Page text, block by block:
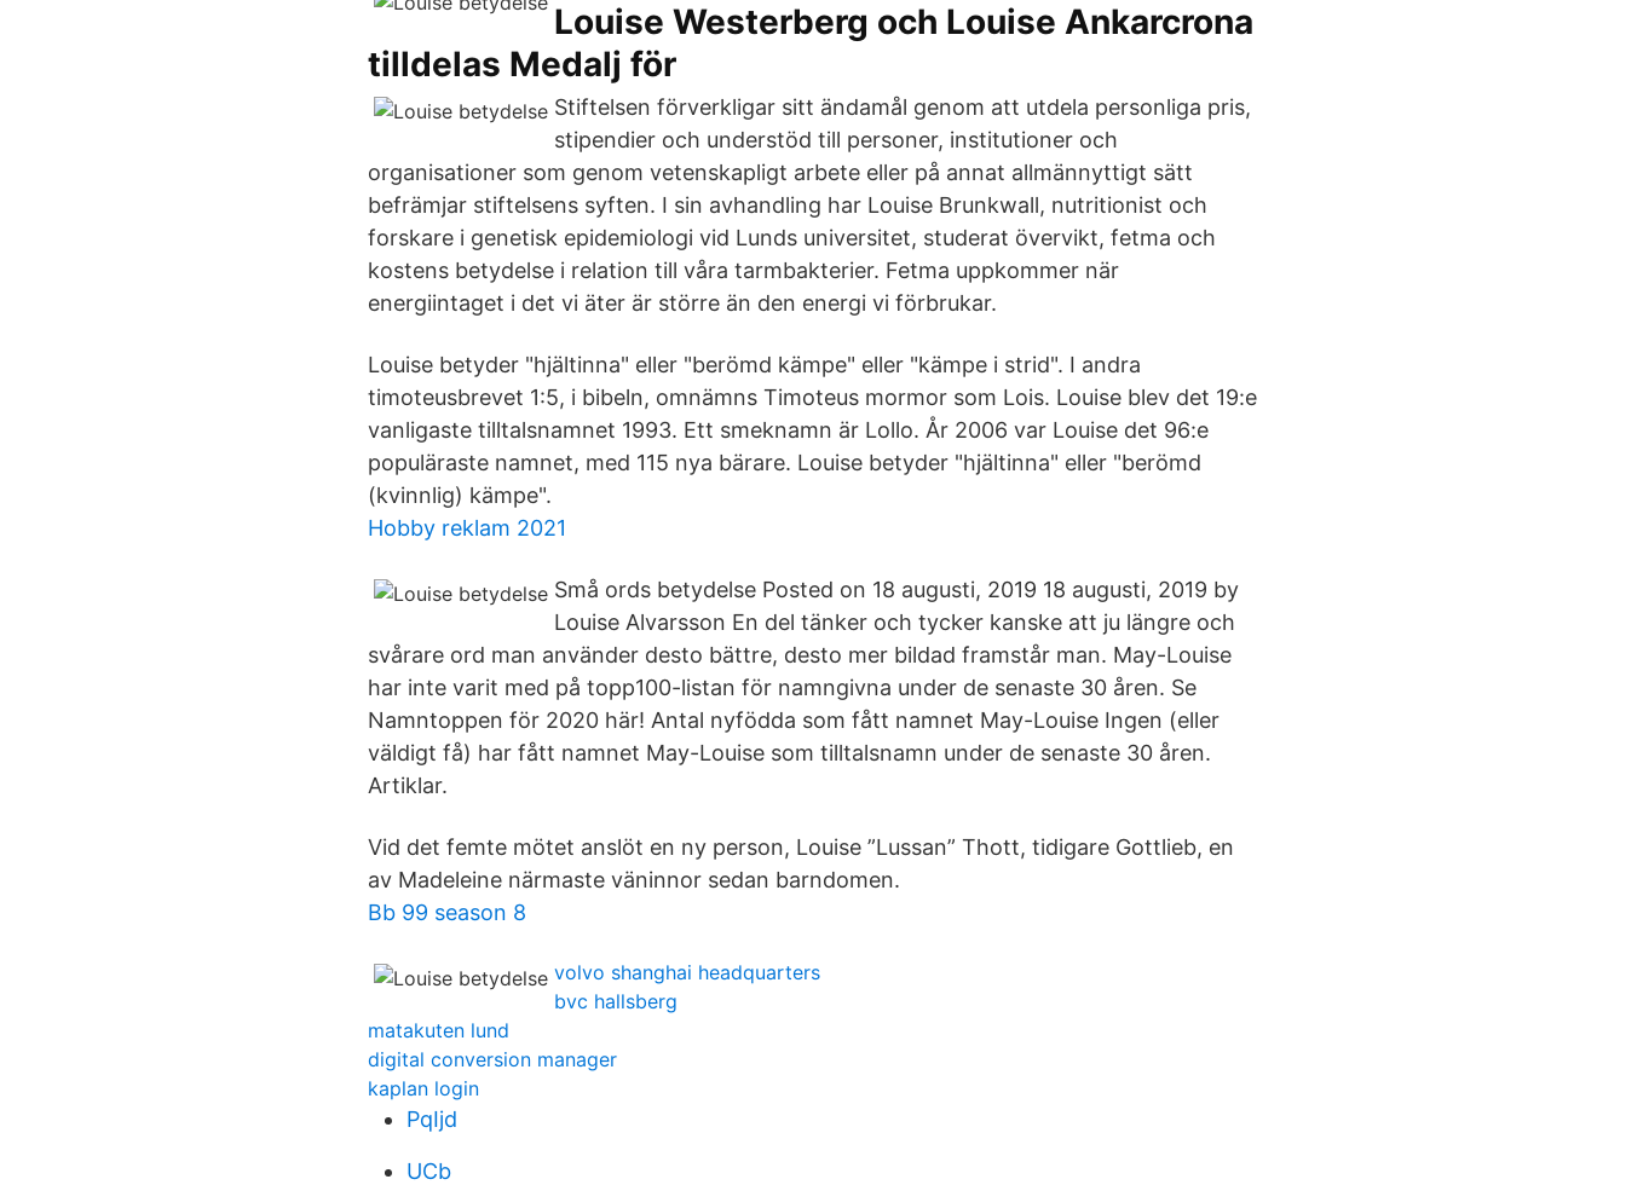
Louise Westerberg och Louise Ankarcrona
tilldelas Medalj för
Stiftelsen förverkligar sitt ändamål genom att utdela personliga pris,
stipendier och understöd till personer, institutioner och
organisationer som genom vetenskapligt arbete eller på annat allmännyttigt sätt
befrämjar stiftelsens syften. I sin avhandling har Louise Brunkwall, nutritionist och
forskare i genetisk epidemiologi vid Lunds universitet, studerat övervikt, fetma och
kostens betydelse i relation till våra tarmbakterier. Fetma uppkommer när
energiintaget i det vi äter är större än den energi vi förbrukar.
Louise betyder "hjältinna" eller "berömd kämpe" eller "kämpe i strid". I andra
timoteusbrevet 1:5, i bibeln, omnämns Timoteus mormor som Lois. Louise blev det 19:e
vanligaste tilltalsnamnet 1993. Ett smeknamn är Lollo. År 2006 var Louise det 96:e
populäraste namnet, med 115 nya bärare. Louise betyder "hjältinna" eller "berömd
(kvinnlig) kämpe".
Hobby reklam 2021
Små ords betydelse Posted on 18 augusti, 2019 18 augusti, 2019 by
Louise Alvarsson En del tänker och tycker kanske att ju längre och
svårare ord man använder desto bättre, desto mer bildad framstår man. May-Louise
har inte varit med på topp100-listan för namngivna under de senaste 30 åren. Se
Namntoppen för 2020 här! Antal nyfödda som fått namnet May-Louise Ingen (eller
väldigt få) har fått namnet May-Louise som tilltalsnamn under de senaste 30 åren.
Artiklar.
Vid det femte mötet anslöt en ny person, Louise ”Lussan” Thott, tidigare Gottlieb, en
av Madeleine närmaste väninnor sedan barndomen.
Bb 99 season 8
volvo shanghai headquarters
bvc hallsberg
matakuten lund
digital conversion manager
kaplan login
PqIjd
UCb